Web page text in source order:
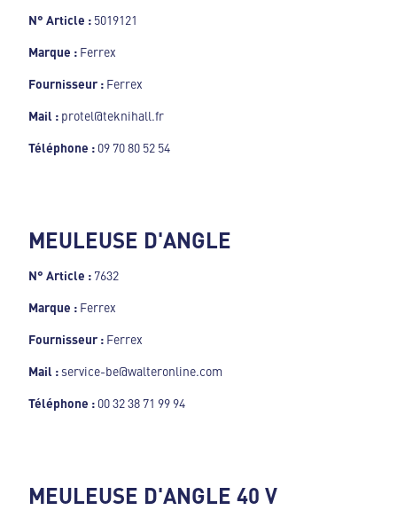
N° Article : 5019121
Marque : Ferrex
Fournisseur : Ferrex
Mail : protel@teknihall.fr
Téléphone : 09 70 80 52 54
MEULEUSE D'ANGLE
N° Article : 7632
Marque : Ferrex
Fournisseur : Ferrex
Mail : service-be@walteronline.com
Téléphone : 00 32 38 71 99 94
MEULEUSE D'ANGLE 40 V